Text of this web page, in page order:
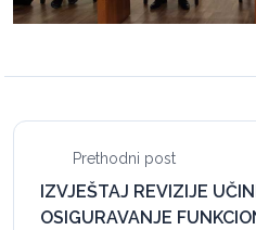
Prethodni post
IZVJEŠTAJ REVIZIJE
OSIGURAVANJE